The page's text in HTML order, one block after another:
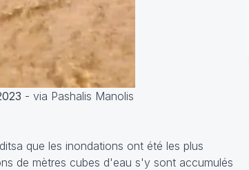
- via Pashalis Manolis
que les inondations ont été les plus
de mètres cubes d'eau s'y sont accumulés